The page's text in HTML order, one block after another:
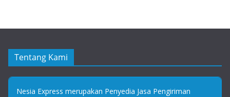
Tentang Kami
Nesia Express merupakan Penyedia Jasa Pengiriman